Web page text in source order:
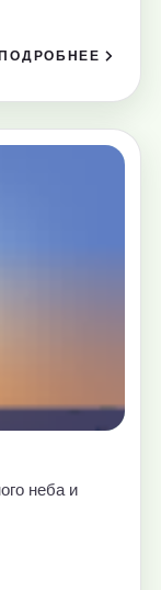
неба и